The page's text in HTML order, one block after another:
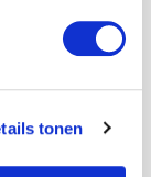
tonen